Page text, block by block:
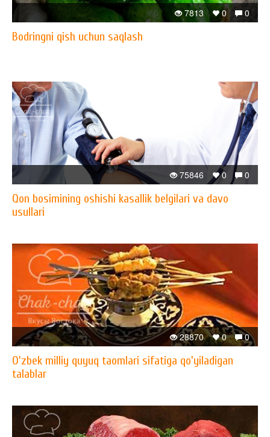
0
0
7813
Bodringni qish uchun saqlash
0
0
75846
Qon bosimining oshishi kasallik belgilari va davo
usullari
0
0
28870
O'zbek milliy quyuq taomlari sifatiga qo'yiladigan
talablar